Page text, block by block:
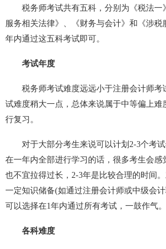
税务师考试共有五科，分别为《税法一
服务相关法律》、《财务与会计》和《涉税
年内通过这五科考试即可。
考试年度
税务师考试难度远远小于注册会计师考
试难度稍大一点，总体来说属于中等偏上难
行复习。
对于大部分考生来说可以计划2-3个考试
在一年内全部进行学习的话，很多考生会感
也不宜拉得过长，2-3年是比较合理的时间
一定知识储备(如通过注册会计师或中级会
可以选择在1年内通过所有考试，一鼓作气。
各科难度